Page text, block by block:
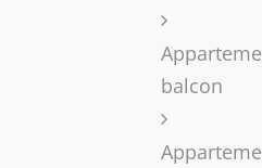
balcon